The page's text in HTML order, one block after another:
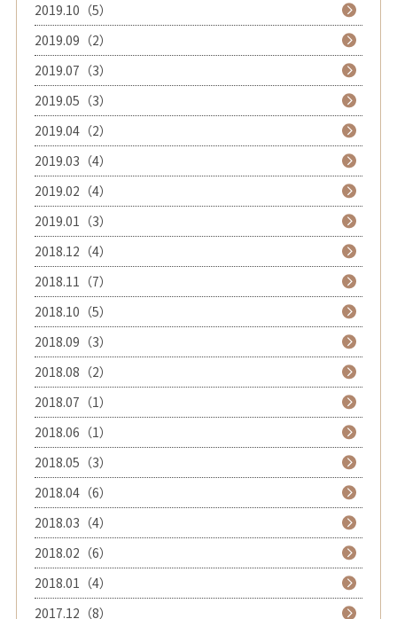
2019.10（5）
2019.09（2）
2019.07（3）
2019.05（3）
2019.04（2）
2019.03（4）
2019.02（4）
2019.01（3）
2018.12（4）
2018.11（7）
2018.10（5）
2018.09（3）
2018.08（2）
2018.07（1）
2018.06（1）
2018.05（3）
2018.04（6）
2018.03（4）
2018.02（6）
2018.01（4）
2017.12（8）